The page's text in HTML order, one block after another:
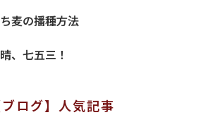
麦の播種方法
、七五三！
ログ】人気記事